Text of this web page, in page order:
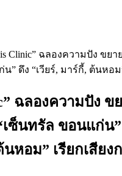
Clinic” ฉลองความปัง ขย
” ดึง “เวียร์, มาร์กี้, ต้นหอม
ฉลองความปัง ข
เซ็นทรัล ขอนแก่น
นหอม” เรียกเสียง